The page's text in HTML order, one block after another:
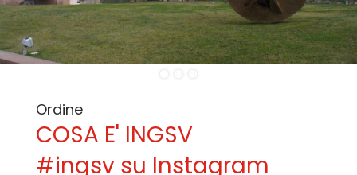
Ordine
COSA E' INGSV
#ingsv su Instagram